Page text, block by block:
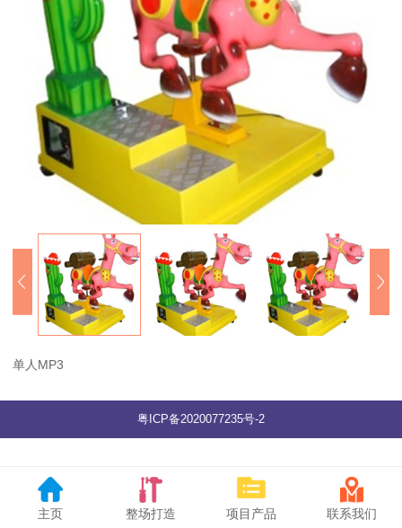
单人MP3
粤ICP备2020077235号-2
主页 整场打造 项目产品 联系我们